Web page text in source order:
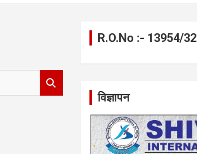
R.O.No :- 13954/32
विज्ञापन